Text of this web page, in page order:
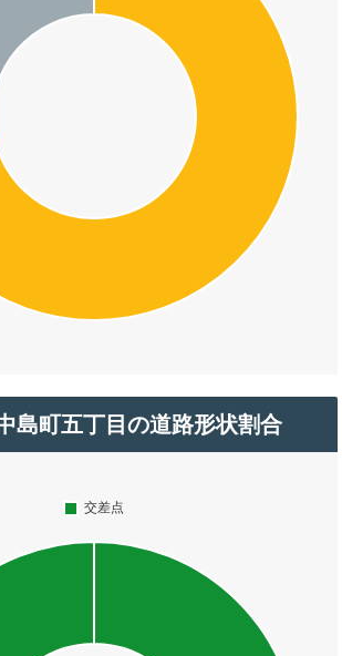
島町五丁目の道路形状割合